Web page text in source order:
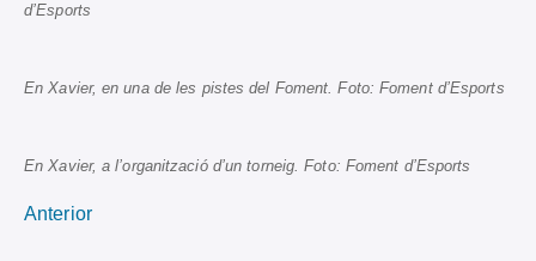
d’Esports
En Xavier, en una de les pistes del Foment. Foto: Foment d’Esports
En Xavier, a l’organització d’un torneig. Foto: Foment d’Esports
Anterior